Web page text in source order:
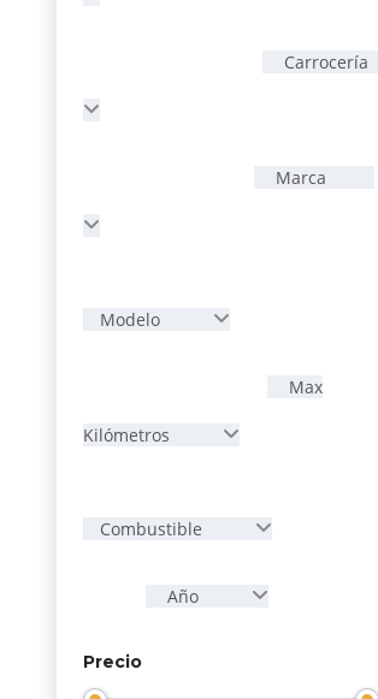
Carrocería
Marca
Modelo
Max
Kilómetros
Combustible
Año
Precio